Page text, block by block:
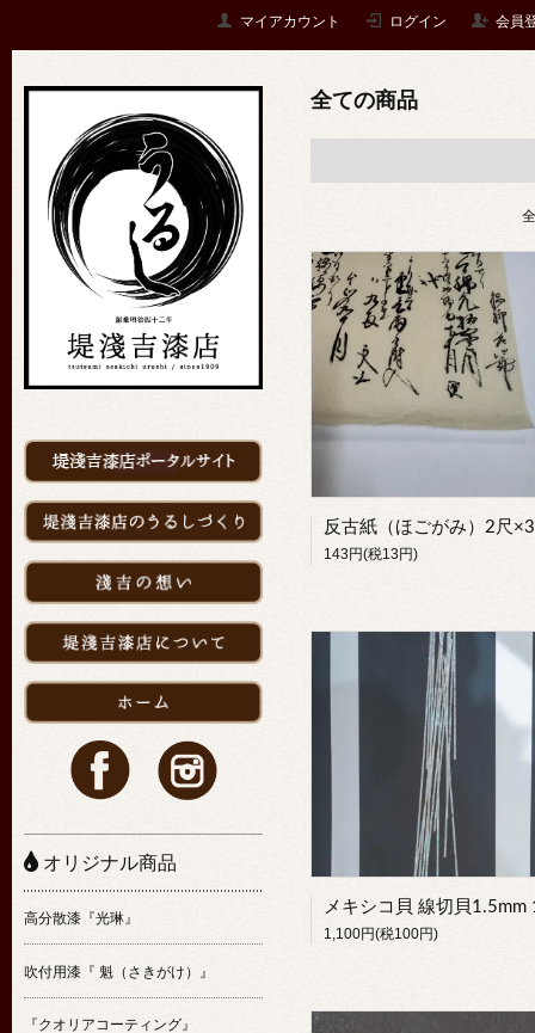
マイアカウント ログイン 会員
全ての商品
反古紙（ほごがみ）2尺
143円(税13円)
1,100円(税100円)
オリジナル商品
高分散漆『光琳』
吹付用漆『 魁（さきがけ）』
『クオリアコーティング』